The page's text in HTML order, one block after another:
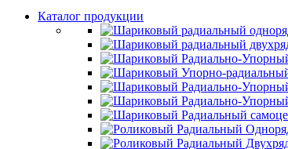
Каталог продукции